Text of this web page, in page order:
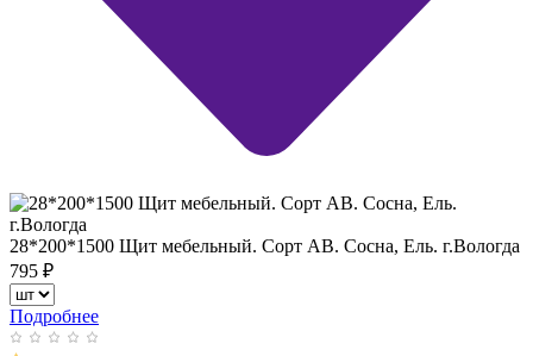
28*200*1500 Щит мебельный. Сорт АВ. Сосна, Ель. г.Вологда
795 ₽
Подробнее